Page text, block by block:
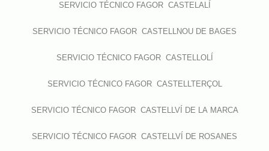
SERVICIO TÉCNICO FAGOR CASTELALÍ
SERVICIO TÉCNICO FAGOR CASTELLNOU DE BAGES
SERVICIO TÉCNICO FAGOR CASTELLOLÍ
SERVICIO TÉCNICO FAGOR CASTELLTERÇOL
SERVICIO TÉCNICO FAGOR CASTELLVÍ DE LA MARCA
SERVICIO TÉCNICO FAGOR CASTELLVÍ DE ROSANES